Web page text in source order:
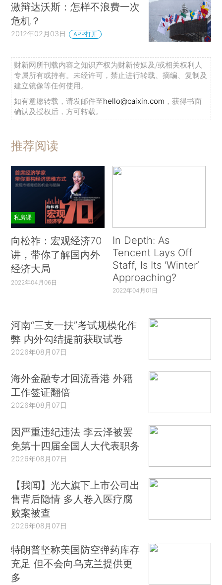
激辩达沃斯：怎样不浪费一次
危机？
2012年02月03日 APP打开
财新网所刊载内容之知识产权为财新传媒及/或相关权利人
专属所有或持有。未经许可，禁止进行转载、摘编、复制及
建立镜像等任何使用。
如有意愿转载，请发邮件至hello@caixin.com ，获得书面
确认及授权后，方可转载。
推荐阅读
私房课
向松祚：宏观经济70
讲，带你了解国内外
经济大局
2022年04月06日
In Depth: As
Tencent Lays Off
Staff, Is Its ‘Winter’
Approaching?
2022年04月01日
河南“三支一扶”考试规模化作
弊 内外勾结提前获取试卷
2026年08月07日
海外金融专才回流香港 外籍
工作签证翻倍
2026年08月07日
因严重违纪违法 李云泽被罢
免第十四届全国人大代表职务
2026年08月07日
【我闻】光大旗下上市公司出
售背后隐情 多人卷入医疗腐
败案被查
2026年08月07日
特朗普坚称美国防空弹药库存
充足 但不会向乌克兰提供更
多